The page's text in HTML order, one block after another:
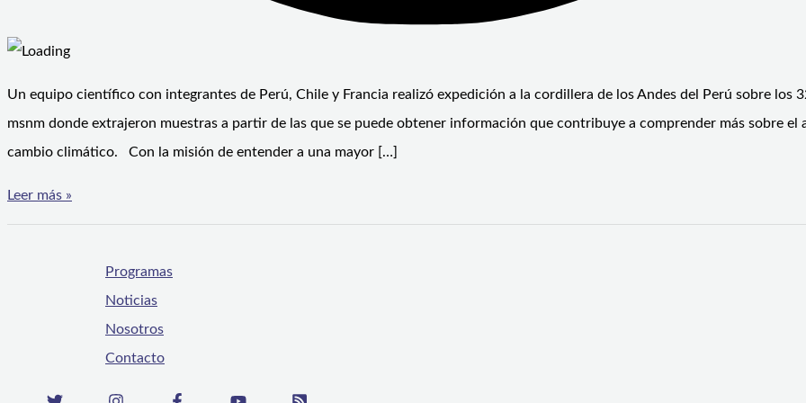
Un equipo científico con integrantes de Perú, Chile y Francia realizó expedición a la cordillera de los Andes del Perú sobre los
msnm donde extrajeron muestras a partir de las que se puede obtener información que contribuye a comprender más sobre el
cambio climático. Con la misión de entender a una mayor […]
Leer más »
Programas
Noticias
Nosotros
Contacto